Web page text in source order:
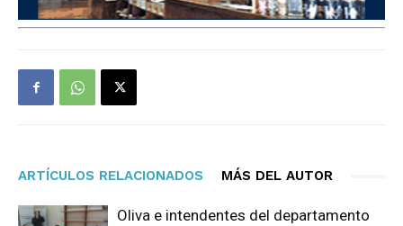
ARTÍCULOS RELACIONADOS MÁS DEL AUTOR
Oliva e intendentes del departamento